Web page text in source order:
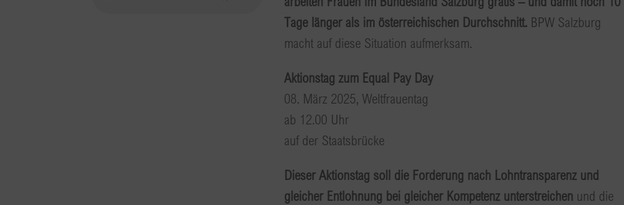
Tage länger als im österreichischen Durchschnitt. BPW Salzburg
macht auf diese Situation aufmerksam.
Aktionstag zum Equal Pay Day
08. März 2025, Weltfrauentag
ab 12.00 Uhr
auf der Staatsbrücke
Dieser Aktionstag soll die Forderung nach Lohntransparenz und
gleicher Entlohnung bei gleicher Kompetenz unterstreichen und die